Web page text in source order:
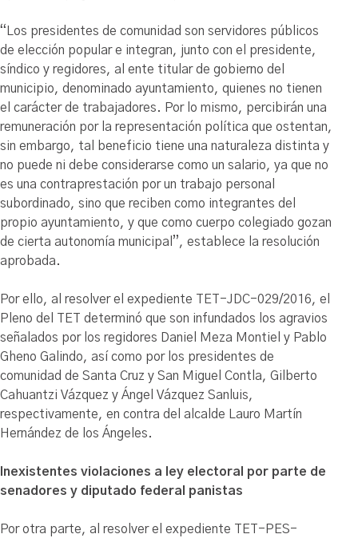
“Los presidentes de comunidad son servidores públicos
de elección popular e integran, junto con el presidente,
síndico y regidores, al ente titular de gobierno del
municipio, denominado ayuntamiento, quienes no tienen
el carácter de trabajadores. Por lo mismo, percibirán una
remuneración por la representación política que ostentan,
sin embargo, tal beneficio tiene una naturaleza distinta y
no puede ni debe considerarse como un salario, ya que no
es una contraprestación por un trabajo personal
subordinado, sino que reciben como integrantes del
propio ayuntamiento, y que como cuerpo colegiado gozan
de cierta autonomía municipal”, establece la resolución
aprobada.
Por ello, al resolver el expediente TET-JDC-029/2016, el
Pleno del TET determinó que son infundados los agravios
señalados por los regidores Daniel Meza Montiel y Pablo
Gheno Galindo, así como por los presidentes de
comunidad de Santa Cruz y San Miguel Contla, Gilberto
Cahuantzi Vázquez y Ángel Vázquez Sanluis,
respectivamente, en contra del alcalde Lauro Martín
Hernández de los Ángeles.
Inexistentes violaciones a ley electoral por parte de
senadores y diputado federal panistas
Por otra parte, al resolver el expediente TET-PES-